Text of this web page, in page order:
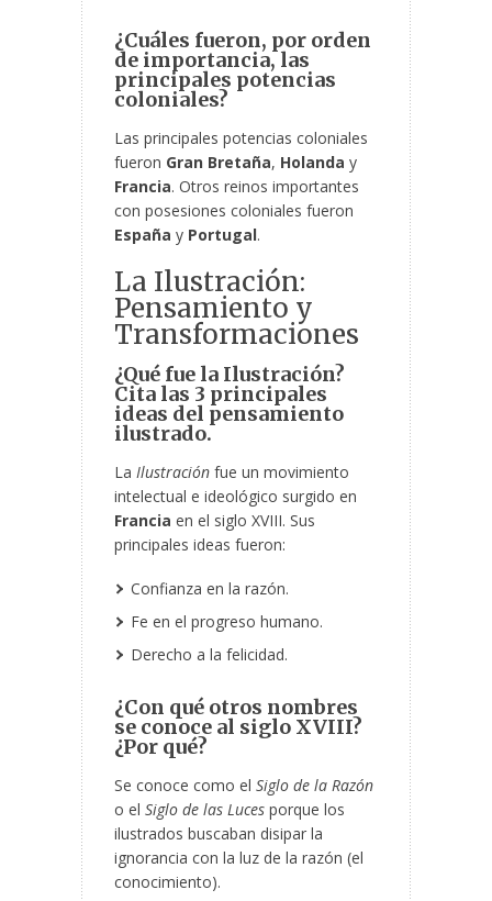
¿Cuáles fueron, por orden
de importancia, las
principales potencias
coloniales?
Las principales potencias coloniales
fueron Gran Bretaña, Holanda y
Francia. Otros reinos importantes
con posesiones coloniales fueron
España y Portugal.
La Ilustración:
Pensamiento y
Transformaciones
¿Qué fue la Ilustración?
Cita las 3 principales
ideas del pensamiento
ilustrado.
La Ilustración fue un movimiento
intelectual e ideológico surgido en
Francia en el siglo XVIII. Sus
principales ideas fueron:
Confianza en la razón.
Fe en el progreso humano.
Derecho a la felicidad.
¿Con qué otros nombres
se conoce al siglo XVIII?
¿Por qué?
Se conoce como el Siglo de la Razón
o el Siglo de las Luces porque los
ilustrados buscaban disipar la
ignorancia con la luz de la razón (el
conocimiento).